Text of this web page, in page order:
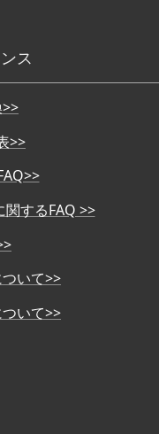
ス
>>
するFAQ >>
いて>>
いて>>